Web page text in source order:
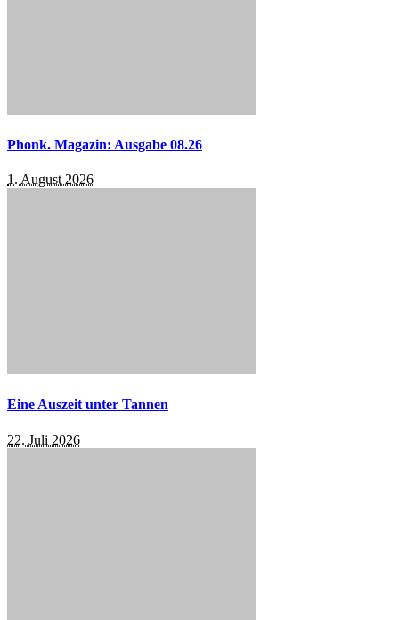
Phonk. Magazin: Ausgabe 08.26
1. August 2026
Eine Auszeit unter Tannen
22. Juli 2026